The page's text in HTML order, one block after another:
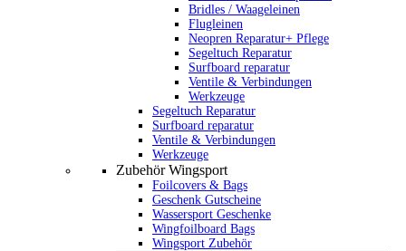
Bridles / Waageleinen
Flugleinen
Neopren Reparatur+ Pflege
Segeltuch Reparatur
Surfboard reparatur
Ventile & Verbindungen
Werkzeuge
Segeltuch Reparatur
Surfboard reparatur
Ventile & Verbindungen
Werkzeuge
Zubehör Wingsport
Foilcovers & Bags
Geschenk Gutscheine
Wassersport Geschenke
Wingfoilboard Bags
Wingsport Zubehör